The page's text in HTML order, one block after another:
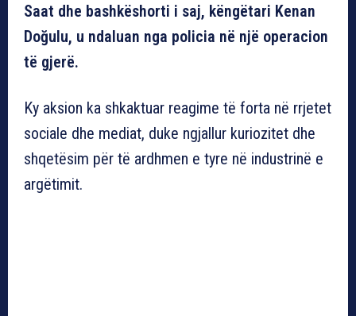
Saat dhe bashkëshorti i saj, këngëtari Kenan
Doğulu, u ndaluan nga policia në një operacion
të gjerë.
Ky aksion ka shkaktuar reagime të forta në rrjetet
sociale dhe mediat, duke ngjallur kuriozitet dhe
shqetësim për të ardhmen e tyre në industrinë e
argëtimit.